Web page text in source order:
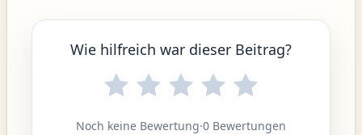
Wie hilfreich war dieser Beitrag?
Noch keine Bewertung·0 Bewertungen